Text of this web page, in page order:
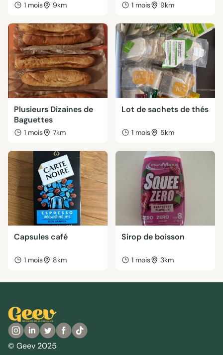
1 mois 9km 1 mois 9km
Plusieurs Dizaines de
Baguettes
1 mois 7km
Lot de sachets de thés
1 mois 5km
Capsules café
1 mois 8km
Sirop de boisson
1 mois 3km
© Geev 2025